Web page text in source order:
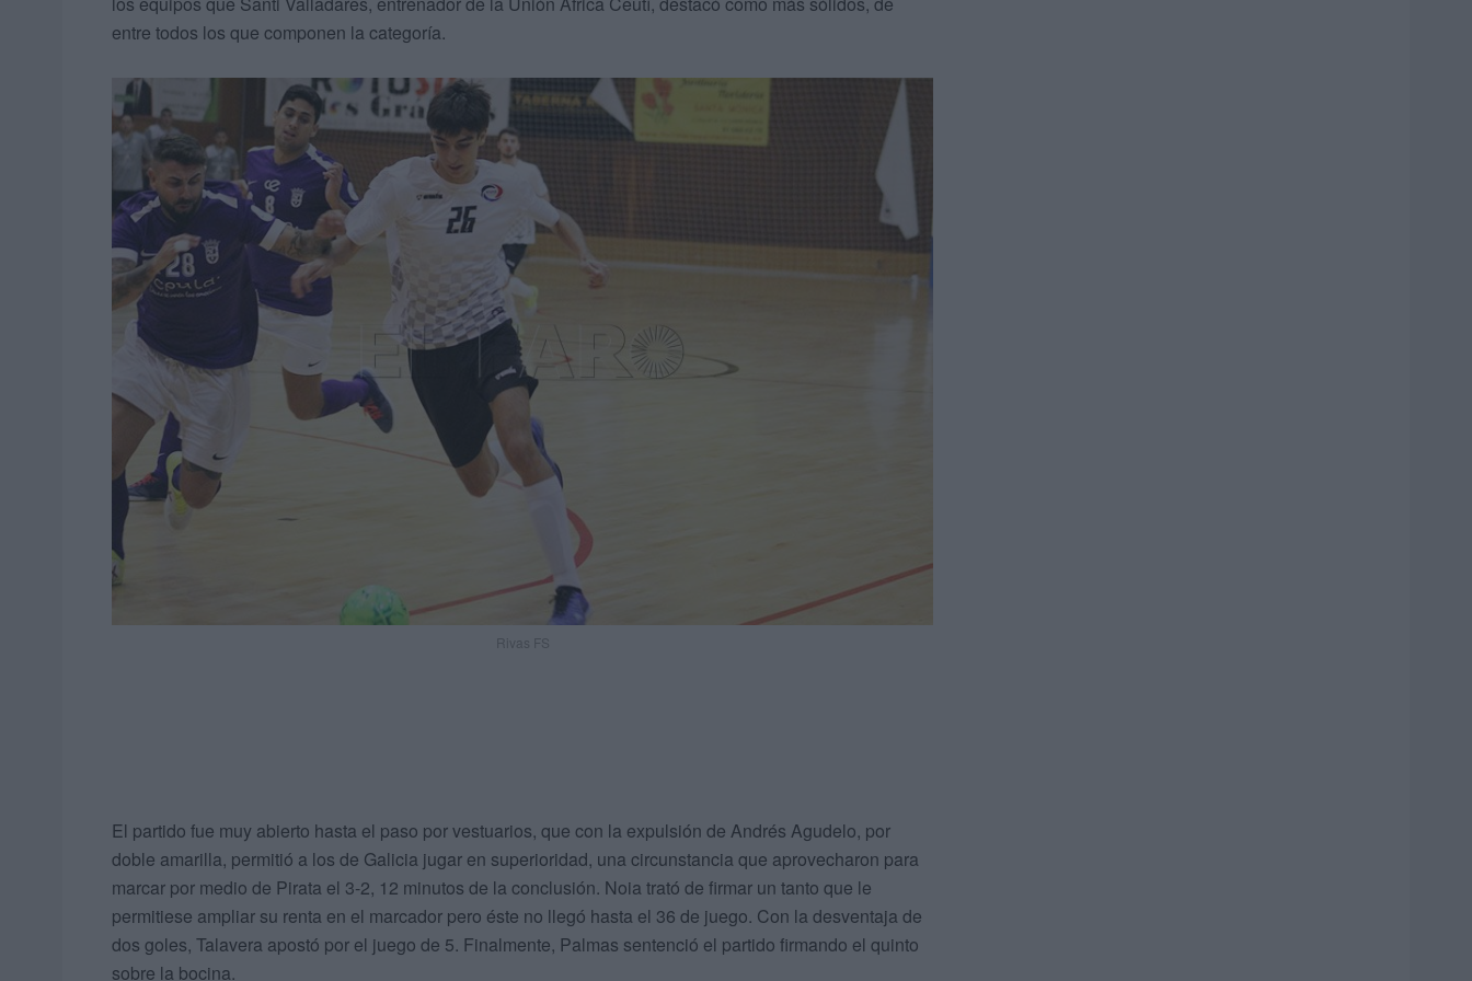
entre todos los que componen la categoría.
Rivas FS
El partido fue muy abierto hasta el paso por vestuarios, que con la expulsión de Andrés Agudelo, por
doble amarilla, permitió a los de Galicia jugar en superioridad, una circunstancia que aprovecharon para
marcar por medio de Pirata el 3-2, 12 minutos de la conclusión. Noia trató de firmar un tanto que le
permitiese ampliar su renta en el marcador pero éste no llegó hasta el 36 de juego. Con la desventaja de
dos goles, Talavera apostó por el juego de 5. Finalmente, Palmas sentenció el partido firmando el quinto
sobre la bocina.